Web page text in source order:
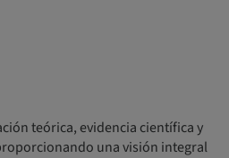
teórica, evidencia científica y
una visión integral